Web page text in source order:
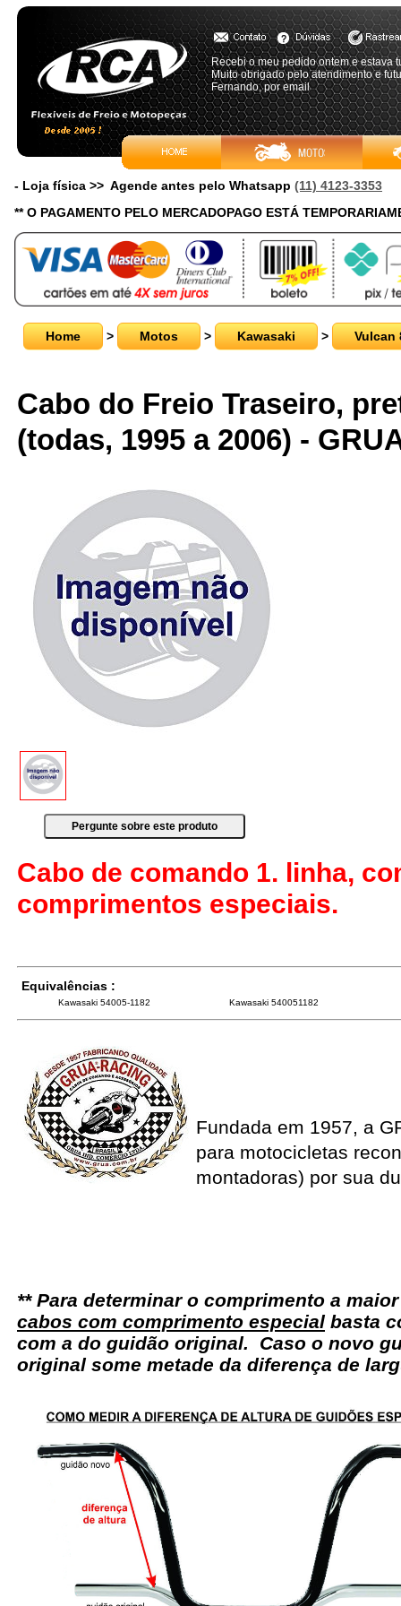
Recebi o meu pedido ontem e estava
Muito obrigado pelo atendimento e
Fernando, por email
- Loja física >> Agende antes pelo Whatsapp (11) 4123-3353
** O PAGAMENTO PELO MERCADOPAGO ESTÁ
Home > Motos > Kawasaki > Vulcan
Cabo do Freio Traseiro,
(todas, 1995 a 2006) -
Cabo de comando 1. linha,
comprimentos especiais.
Equivalências :
Kawasaki 54005-1182 Kawasaki 540051182
Fundada em 1957, a
para motocicletas
montadoras) por sua
** Para determinar o comprimento a
cabos com comprimento especial basta
com a do guidão original. Caso o novo
original some metade da diferença de